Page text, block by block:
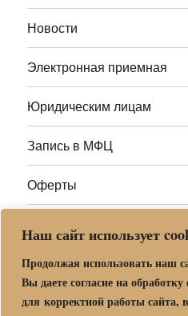
Наш сайт использует
Продолжая использовать наш
Вы даете согласие на
для корректной работы сайта,
Новости
Электронная приемная
Юридическим лицам
Запись в МФЦ
Оферты
Адреса МФЦ МО